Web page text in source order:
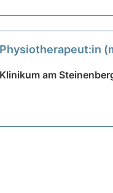
Physiotherapeut:in
Klinikum am